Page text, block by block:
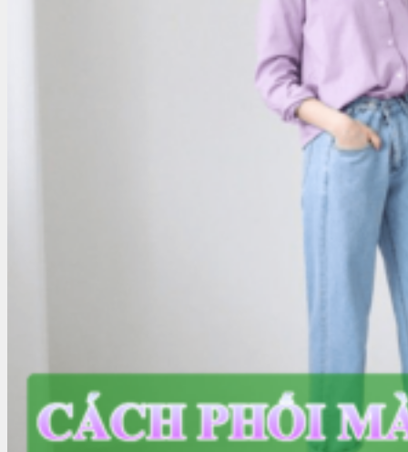
May Áo Thun Quảng Cáo – Áo Thun Sự Kiện
0
Giỏ hàng